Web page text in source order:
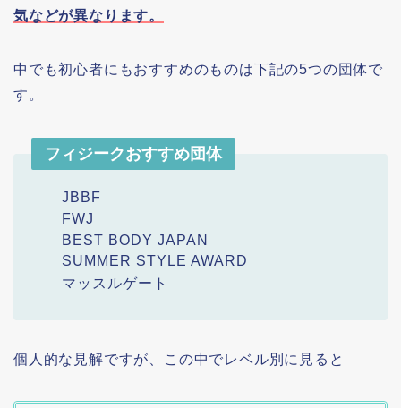
気などが異なります。
中でも初心者にもおすすめのものは下記の5つの団体で
す。
フィジークおすすめ団体
JBBF
FWJ
BEST BODY JAPAN
SUMMER STYLE AWARD
マッスルゲート
個人的な見解ですが、この中でレベル別に見ると